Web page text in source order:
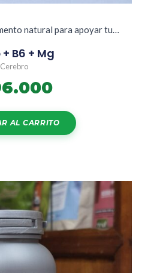
natural para apoyar tu…
B6 + Mg
Cerebro
AL CARRITO